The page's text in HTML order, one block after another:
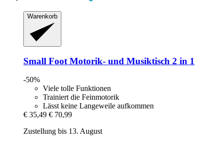
Warenkorb
Small Foot Motorik-​ und Musiktisch 2 in 1
-50%
Viele tolle Funktionen
Trainiert die Feinmotorik
Lässt keine Langeweile aufkommen
€ 35,49 € 70,99
Zustellung bis 13. August